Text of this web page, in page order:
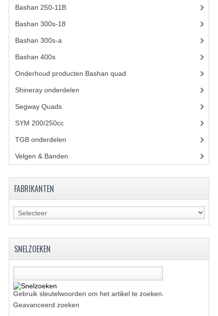
SHINERAY 250 STXE
ACCESSOIRES
BRANDSTOF SYSTEEM
ELECTRONICA
KABELS
KAPPEN EN FRAME
Bashan 250-11B(385)
Bashan 300s-18
Bashan 300s-a
Bashan 400s(5)
Onderhoud producten Bashan quad
Shineray onderdelen
Segway Quads(6)
SYM 200/250cc(15)
TGB onderdelen
Velgen & Banden
FABRIKANTEN
SNELZOEKEN
Gebruik sleutelwoorden om het artikel te zoeken.
Geavanceerd zoeken